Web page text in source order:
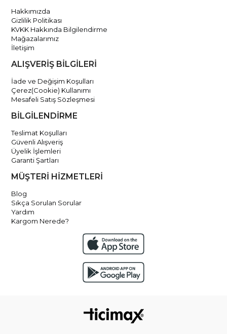
Hakkımızda
Gizlilik Politikası
KVKK Hakkında Bilgilendirme
Mağazalarımız
İletişim
ALIŞVERİŞ BİLGİLERİ
İade ve Değişim Koşulları
Çerez(Cookie) Kullanımı
Mesafeli Satış Sözleşmesi
BİLGİLENDİRME
Teslimat Koşulları
Güvenli Alışveriş
Üyelik İşlemleri
Garanti Şartları
MÜŞTERİ HİZMETLERİ
Blog
Sıkça Sorulan Sorular
Yardım
Kargom Nerede?